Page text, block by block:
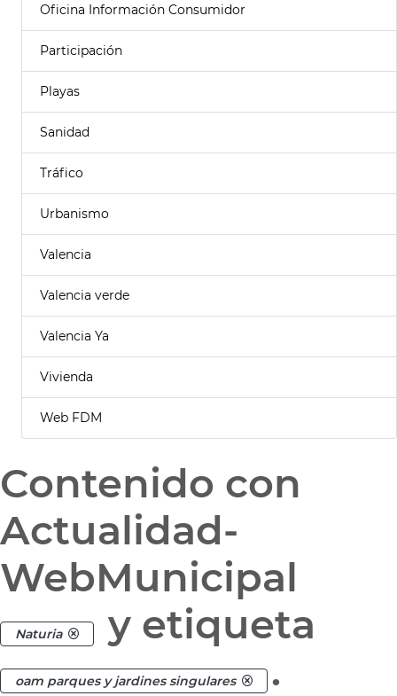
Oficina Información Consumidor
Participación
Playas
Sanidad
Tráfico
Urbanismo
Valencia
Valencia verde
Valencia Ya
Vivienda
Web FDM
Contenido con
Actualidad-
WebMunicipal
Naturia y etiqueta
oam parques y jardines singulares .